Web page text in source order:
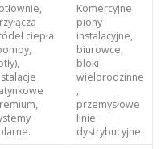
ciepła
Komercyjne
piony
instalacyjne,
biurowce,
bloki
wielorodzinne
,
przemysłowe
linie
dystrybucyjne.